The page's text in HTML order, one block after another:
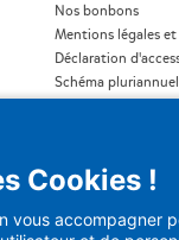
Nos bonbons
Mentions légales
Déclaration
Schéma pluriannuel
Cookies !
vous